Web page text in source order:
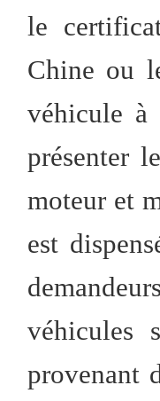
le
Chine ou
véhicule à
présenter
moteur et
est
véhicules
provenant